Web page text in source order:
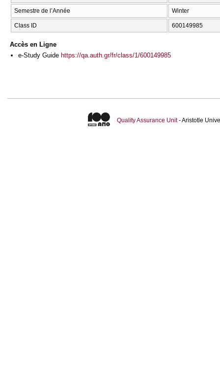
Semestre de l’Année Winter
Class ID 600149985
Accès en Ligne
e-Study Guide https://qa.auth.gr/fr/class/1/600149985
Quality Assurance Unit- Aristotle